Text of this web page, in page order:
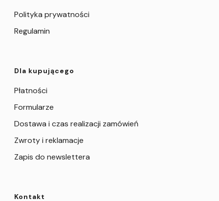
Polityka prywatności
Regulamin
Dla kupującego
Płatności
Formularze
Dostawa i czas realizacji zamówień
Zwroty i reklamacje
Zapis do newslettera
Kontakt